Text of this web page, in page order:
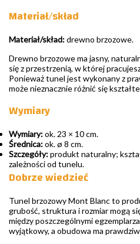
Materiał/skład
Materiał/skład:drewno brzozowe.
Drewno brzozowe ma jasny,
się z przestrzenią, w której
Ponieważ tunel jest wykonany z
może nieznacznie różnić się
Wymiary
Wymiary:ok. 23 × 10 cm.
Średnica:ok. ø 8 cm.
Szczegóły:produkt naturalny;
zależności od tunelu.
Dobrze wiedzieć
Tunel brzozowy Mont Blanc to
grubość, struktura i rozmiar mogą
między poszczególnymi
wyjątkowy, a obudowa ma